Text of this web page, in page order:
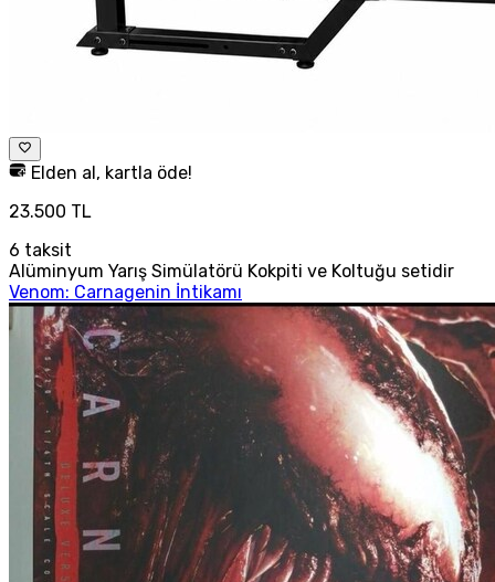
Elden al, kartla öde!
23.500 TL
6 taksit
Alüminyum Yarış Simülatörü Kokpiti ve Koltuğu setidir
Venom: Carnagenin İntikamı